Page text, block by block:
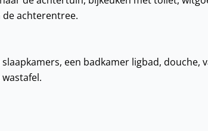
de achterentree.
een badkamer ligbad, douche,